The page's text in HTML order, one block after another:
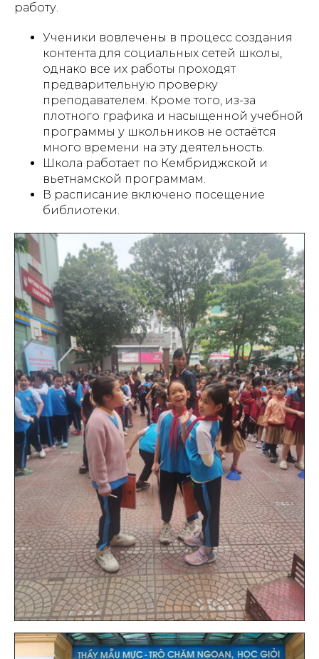
работу.
Ученики вовлечены в процесс создания
контента для социальных сетей школы,
однако все их работы проходят
предварительную проверку
преподавателем. Кроме того, из-за
плотного графика и насыщенной учебной
программы у школьников не остаётся
много времени на эту деятельность.
Школа работает по Кембриджской и
вьетнамской программам.
В расписание включено посещение
библиотеки.